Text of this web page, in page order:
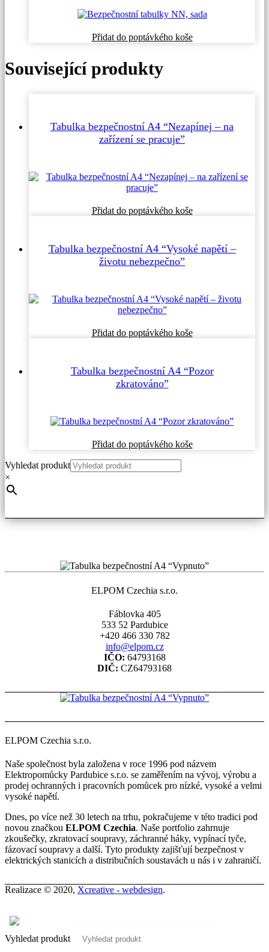
Přidat do poptávkého koše
Související produkty
Tabulka bezpečnostní A4 “Nezapínej – na
zařízení se pracuje”
Přidat do poptávkého koše
Tabulka bezpečnostní A4 “Vysoké napětí –
životu nebezpečno”
Přidat do poptávkého koše
Tabulka bezpečnostní A4 “Pozor
zkratováno”
Přidat do poptávkého koše
Vyhledat produkt
×
ELPOM Czechia s.r.o.
Fáblovka 405
533 52 Pardubice
+420 466 330 782
info@elpom.cz
IČO: 64793168
DIČ: CZ64793168
ELPOM Czechia s.r.o.
Naše společnost byla založena v roce 1996 pod názvem
Elektropomůcky Pardubice s.r.o. se zaměřením na vývoj, výrobu a
prodej ochranných i pracovních pomůcek pro nízké, vysoké a velmi
vysoké napětí.
Dnes, po více než 30 letech na trhu, pokračujeme v této tradici pod
novou značkou ELPOM Czechia. Naše portfolio zahrnuje
zkoušečky, zkratovací soupravy, záchranné háky, vypínací tyče,
fázovací soupravy a další. Tyto produkty zajišťují bezpečnost v
elektrických stanicích a distribučních soustavách u nás i v zahraničí.
Realizace © 2020, Xcreative - webdesign.
Vyhledat produkt